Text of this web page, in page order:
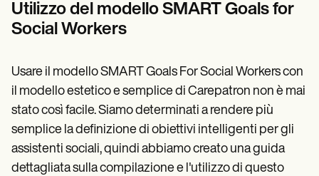
Utilizzo del modello SMART Goals for
Social Workers
Usare il modello SMART Goals For Social Workers con
il modello estetico e semplice di Carepatron non è mai
stato così facile. Siamo determinati a rendere più
semplice la definizione di obiettivi intelligenti per gli
assistenti sociali, quindi abbiamo creato una guida
dettagliata sulla compilazione e l'utilizzo di questo